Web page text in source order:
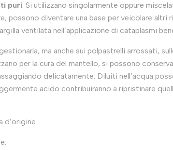
puri. Si utilizzano singolarmente oppure
diventare una base per veicolare altri
ventilata nell’applicazione di cataplasmi
ma anche sui polpastrelli arrossati,
per la cura del mantello, si possono
delicatamente. Diluiti nell’acqua
acido contribuiranno a ripristinare
d’origine.